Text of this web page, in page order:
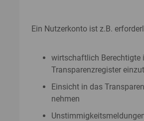
Ein Nutzerkonto ist z.B.
wirtschaftlich Berechtigte
Transparenzregister
Einsicht in das
nehmen